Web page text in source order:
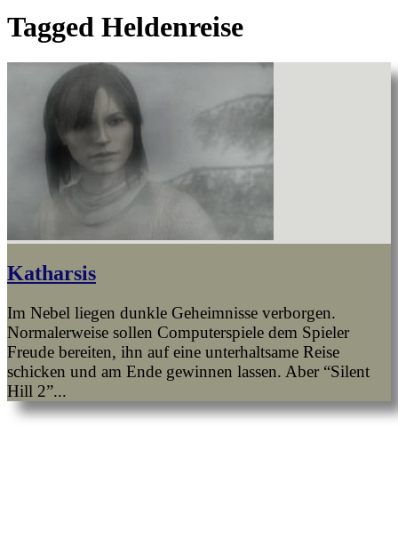
Tagged Heldenreise
Katharsis
Im Nebel liegen dunkle Geheimnisse verborgen.
Normalerweise sollen Computerspiele dem Spieler
Freude bereiten, ihn auf eine unterhaltsame Reise
schicken und am Ende gewinnen lassen. Aber “Silent
Hill 2”...